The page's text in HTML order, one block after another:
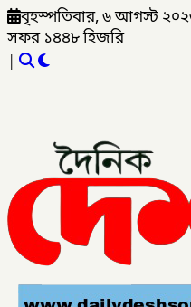
বৃহস্পতিবার, ৬ আগস্ট
সফর ১৪৪৮ হিজরি
|